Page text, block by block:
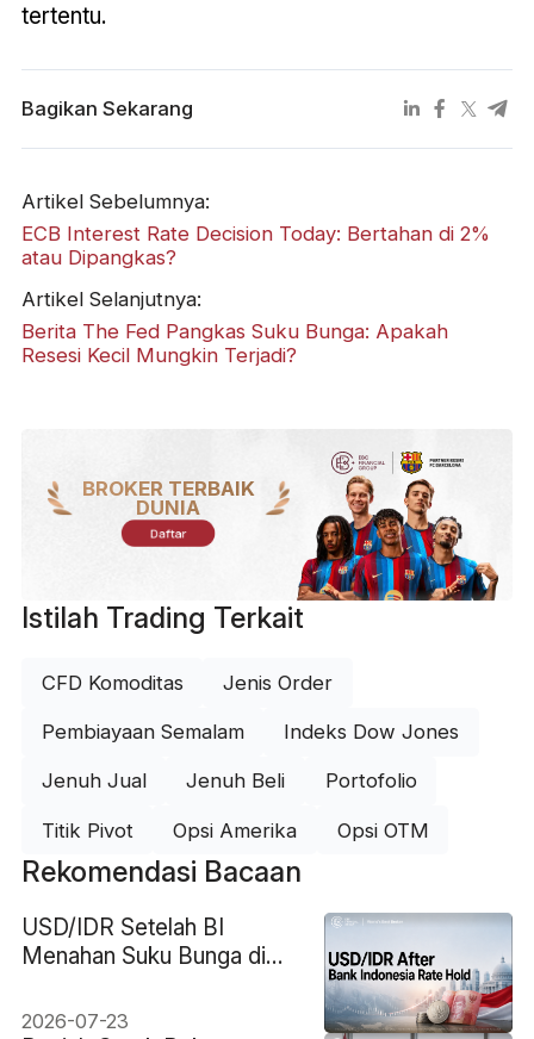
tertentu.
Bagikan Sekarang
Artikel Sebelumnya:
ECB Interest Rate Decision Today: Bertahan di 2%
atau Dipangkas?
Artikel Selanjutnya:
Berita The Fed Pangkas Suku Bunga: Apakah
Resesi Kecil Mungkin Terjadi?
BROKER TERBAIK
DUNIA
Daftar
Istilah Trading Terkait
CFD Komoditas Jenis Order
Pembiayaan Semalam Indeks Dow Jones
Jenuh Jual Jenuh Beli Portofolio
Titik Pivot Opsi Amerika Opsi OTM
Rekomendasi Bacaan
USD/IDR Setelah BI
Menahan Suku Bunga di
Pulih?
2026-07-23